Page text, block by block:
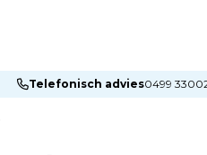
Telefonisch advies0499